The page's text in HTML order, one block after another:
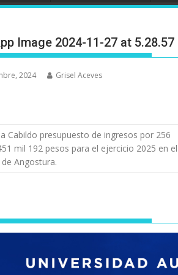
Image 2024-11-27 at 5.28.57
2024 Grisel Aceves
Cabildo presupuesto de ingresos por 256
mil 192 pesos para el ejercicio 2025 en el
Angostura.